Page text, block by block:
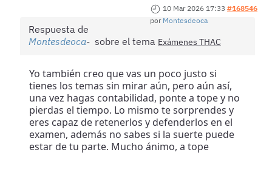
10 Mar 2026 17:33 #168546
por Montesdeoca
Respuesta de
Montesdeoca
sobre el tema Exámenes THAC
Yo también creo que vas un poco justo si
tienes los temas sin mirar aún, pero aún así,
una vez hagas contabilidad, ponte a tope y no
pierdas el tiempo. Lo mismo te sorprendes y
eres capaz de retenerlos y defenderlos en el
examen, además no sabes si la suerte puede
estar de tu parte. Mucho ánimo, a tope